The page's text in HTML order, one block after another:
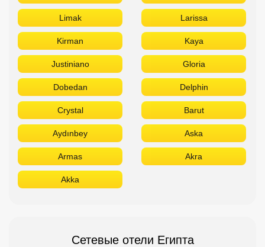
Limak Larissa
Kirman Kaya
Justiniano Gloria
Dobedan Delphin
Crystal Barut
Aydınbey Aska
Armas Akra
Akka
Сетевые отели Египта